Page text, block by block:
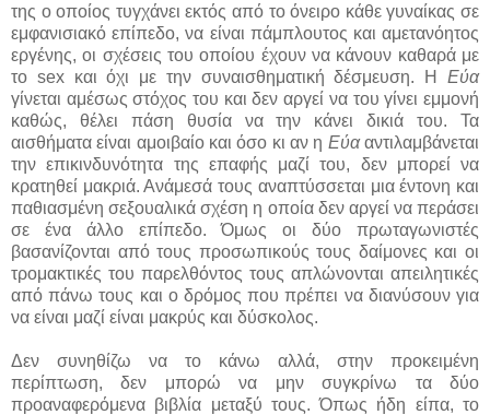
της ο οποίος τυγχάνει εκτός από το όνειρο κάθε γυναίκας σε
εμφανισιακό επίπεδο, να είναι πάμπλουτος και αμετανόητος
εργένης, οι σχέσεις του οποίου έχουν να κάνουν καθαρά με
το sex και όχι με την συναισθηματική δέσμευση. Η Εύα
γίνεται αμέσως στόχος του και δεν αργεί να του γίνει εμμονή
καθώς, θέλει πάση θυσία να την κάνει δικιά του. Τα
αισθήματα είναι αμοιβαίο και όσο κι αν η Εύααντιλαμβάνεται
την επικινδυνότητα της επαφής μαζί του, δεν μπορεί να
κρατηθεί μακριά. Ανάμεσά τους αναπτύσσεται μια έντονη και
παθιασμένη σεξουαλικά σχέση η οποία δεν αργεί να περάσει
σε ένα άλλο επίπεδο. Όμως οι δύο πρωταγωνιστές
βασανίζονται από τους προσωπικούς τους δαίμονες και οι
τρομακτικές του παρελθόντος τους απλώνονται απειλητικές
από πάνω τους και ο δρόμος που πρέπει να διανύσουν για
να είναι μαζί είναι μακρύς και δύσκολος.
Δεν συνηθίζω να το κάνω αλλά, στην προκειμένη
περίπτωση, δεν μπορώ να μην συγκρίνω τα δύο
προαναφερόμενα βιβλία μεταξύ τους. Όπως ήδη είπα, το